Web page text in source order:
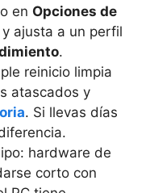
en Opciones de
ajusta a un perfil
.
reinicio limpia
atascados y
. Si llevas días
hardware de
corto con